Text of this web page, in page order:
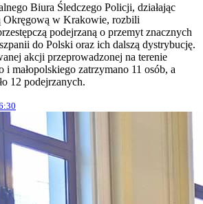
Biura Śledczego Policji, działając
Okręgową w Krakowie, rozbili
podejrzaną o przemyt znacznych
do Polski oraz ich dalszą dystrybucję.
akcji przeprowadzonej na terenie
małopolskiego zatrzymano 11 osób, a
12 podejrzanych.